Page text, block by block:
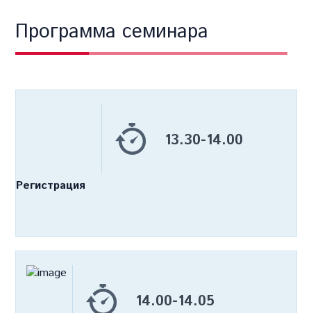
Программа семинара
13.30-14.00
Регистрация
14.00-14.05